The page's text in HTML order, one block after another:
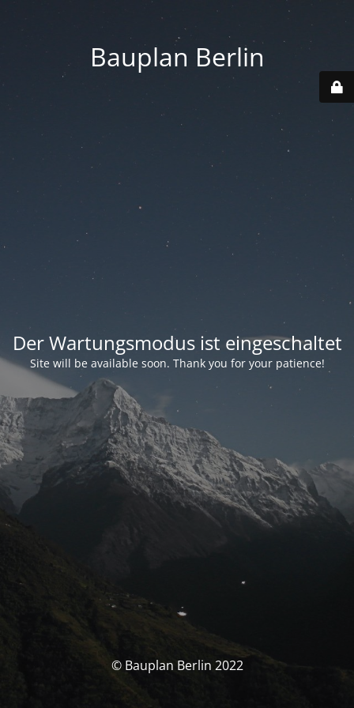
Bauplan Berlin
Der Wartungsmodus ist eingeschaltet
Site will be available soon. Thank you for your patience!
© Bauplan Berlin 2022